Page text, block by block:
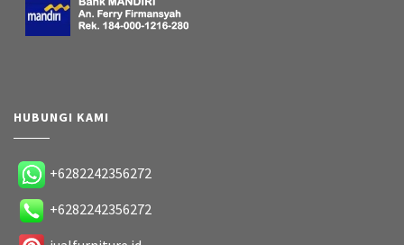
HUBUNGI KAMI
+6282242356272
+6282242356272